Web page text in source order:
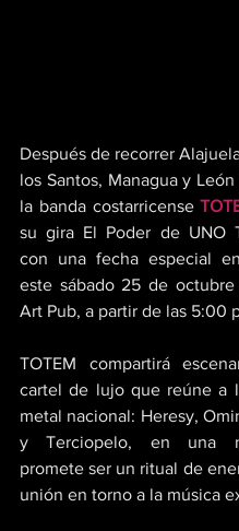
Después de recorrer
los Santos, Managua y León
la banda costarricense
su gira El Poder de UNO
con una fecha especial
este sábado 25 de
Art Pub, a partir de las 5:00
TOTEM compartirá
cartel de lujo que reúne a
metal nacional: Heresy,
y Terciopelo, en una
promete ser un ritual de
unión en torno a la música